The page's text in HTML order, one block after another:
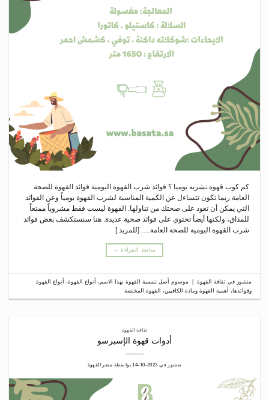
كم كوب قهوة تشربه يوميا ؟ فوائد شرب القهوة اليومية فوائد القهوة للصحة
العامة ربما تكون تتساءل عن الكمية المناسبة لشرب القهوة يومياً وعن الفوائد
التي يمكن أن تعود على صحتك من تناولها. القهوة ليست فقط مشروباً ممتعاً
للمذاق، ولكنها أيضاً تحتوي على فوائد صحية عديدة. هنا سنستكشف بعض فوائد
شرب القهوة اليومية للصحة العامة…. [للمزيد ]
متابعة القراءة ←
منشور فيثقافة القهوة | موسوم أصل تسمية القهوة بهذا الاسم، أنواع القهوة، أنواع القهوة
وفوائدها، أهمية القهوة ومادة الكافيين، القهوة المختصة
ثقافة القهوة
أدوات قهوة الإسبرسو
منشور في 2023-10-14 بواسطة متجر القهوة